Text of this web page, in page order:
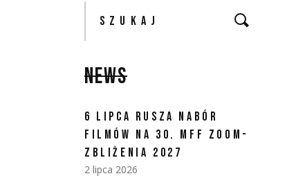
NEWS
6 LIPCA RUSZA NABÓR
FILMÓW NA 30. MFF ZOOM-
ZBLIŻENIA 2027
2 lipca 2026